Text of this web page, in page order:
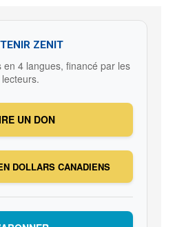
ZENIT
en 4 langues, financé par les
lecteurs.
UN DON
DOLLARS CANADIENS